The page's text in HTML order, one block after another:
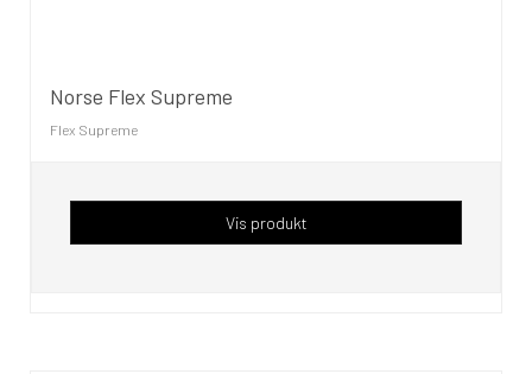
Norse Flex Supreme
Flex Supreme
Vis produkt